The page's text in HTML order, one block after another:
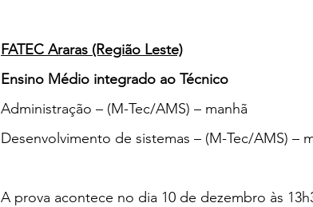
FATEC Araras (Região Leste)
Ensino Médio integrado ao Técnico
Administração – (M-Tec/AMS) – manhã
Desenvolvimento de sistemas – (M-Tec/AMS) –
A prova acontece no dia 10 de dezembro às